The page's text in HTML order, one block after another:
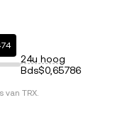
24u hoog
Bds$0,65786
van TRX.